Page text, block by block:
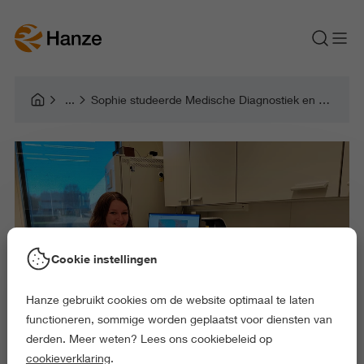
Sophie studeerde Medische Diagnostiek en werkt nu als onderzoeksanalist bij Wageningen Bioveterinary Research
Cookie instellingen
Hanze gebruikt cookies om de website optimaal te laten
functioneren, sommige worden geplaatst voor diensten van
derden. Meer weten? Lees ons cookiebeleid op
cookieverklaring.